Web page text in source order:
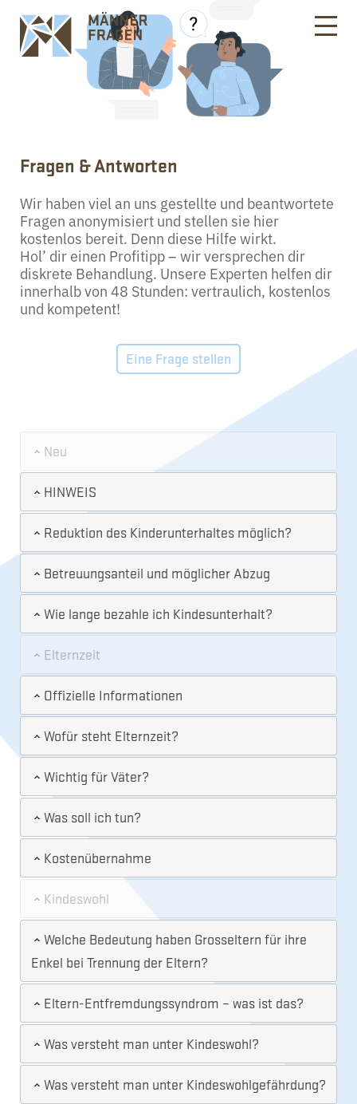
Fragen & Antworten
Wir haben viel an uns gestellte und beantwortete
Fragen anonymisiert und stellen sie hier
kostenlos bereit. Denn diese Hilfe wirkt.
Hol’ dir einen Profitipp – wir versprechen dir
diskrete Behandlung. Unsere Experten helfen dir
innerhalb von 48 Stunden: vertraulich, kostenlos
und kompetent!
Eine Frage stellen
Neu
HINWEIS
Reduktion des Kinderunterhaltes möglich?
Betreuungsanteil und möglicher Abzug
Wie lange bezahle ich Kindesunterhalt?
Elternzeit
Offizielle Informationen
Wofür steht Elternzeit?
Wichtig für Väter?
Was soll ich tun?
Kostenübernahme
Kindeswohl
Welche Bedeutung haben Grosseltern für ihre
Enkel bei Trennung der Eltern?
Eltern-Entfremdungssyndrom – was ist das?
Was versteht man unter Kindeswohl?
Was versteht man unter Kindeswohlgefährdung?